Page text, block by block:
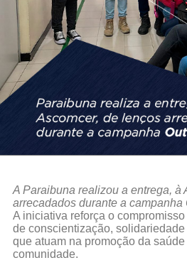
A Paraibuna realizou a entrega, à
arrecadados durante a campanha
A iniciativa reforça o
de conscientização,
que atuam na promoção da
comunidade.